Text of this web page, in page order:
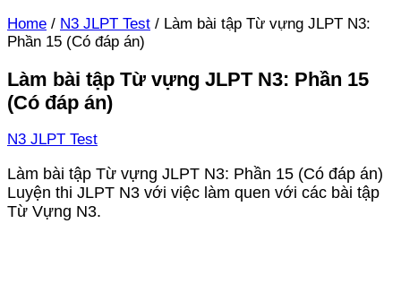
Home / N3 JLPT Test / Làm bài tập Từ vựng JLPT N3:
Phần 15 (Có đáp án)
Làm bài tập Từ vựng JLPT N3: Phần 15
(Có đáp án)
N3 JLPT Test
Làm bài tập Từ vựng JLPT N3: Phần 15 (Có đáp án)
Luyện thi JLPT N3 với việc làm quen với các bài tập
Từ Vựng N3.